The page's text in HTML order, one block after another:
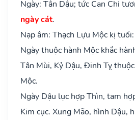
Ngày: Tân Dậu; tức Can Chi
ngày cát.
Nạp âm: Thạch Lựu Mộc kị
Ngày thuộc hành Mộc khắc
Tân Mùi, Kỷ Dậu, Đinh Tỵ
Mộc.
Ngày Dậu lục hợp Thìn, tam
Kim cục. Xung Mão, hình Dậu,